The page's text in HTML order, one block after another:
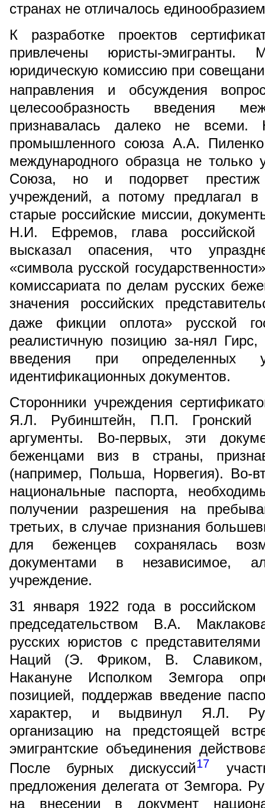
странах не отличалось
К разработке проектов
привлечены юристы-
юридическую комиссию при
направления и обсуждения
целесообразность введения
признавалась далеко не всеми.
промышленного союза А.А.
международного образца не только
Союза, но и подорвет престиж
учреждений, а потому предлагал в
старые российские миссии,
Н.И. Ефремов, глава
высказал опасения, что
«символа русской
комиссариата по делам русских
значения российских
даже фикции оплота» русской
реалистичную позицию за-нял
введения при определенных
идентификационных документов.
Сторонники учреждения
Я.Л. Рубинштейн, П.П. Гронский
аргументы. Во-первых, эти
беженцами виз в страны,
(например, Польша, Норвегия). Во-
национальные паспорта,
получении разрешения на
третьих, в случае признания
для беженцев сохранялась
документами в независимое,
учреждение.
31 января 1922 года в
председательством В.А.
русских юристов с
Наций (Э. Фриком, В. Славиком,
Накануне Исполком Земгора
позицией, поддержав введение
характер, и выдвинул Я.Л.
организацию на предстоящей
эмигрантские объединения
После бурных дискуссий17
предложения делегата от Земгора.
на внесении в документ